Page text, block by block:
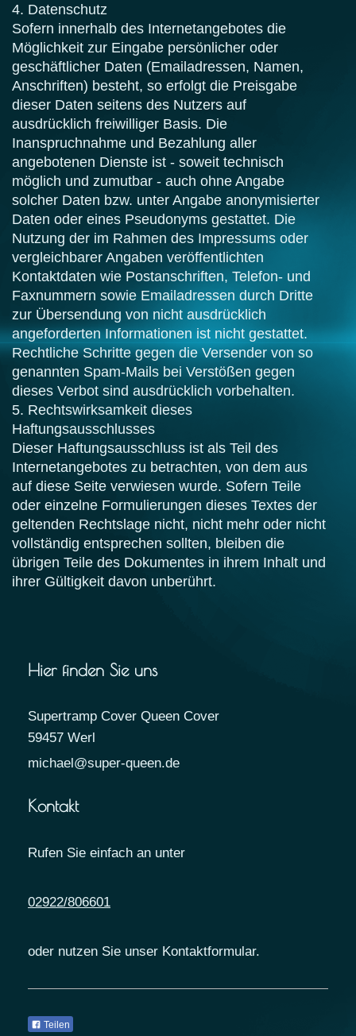
4. Datenschutz
Sofern innerhalb des Internetangebotes die
Möglichkeit zur Eingabe persönlicher oder
geschäftlicher Daten (Emailadressen, Namen,
Anschriften) besteht, so erfolgt die Preisgabe
dieser Daten seitens des Nutzers auf
ausdrücklich freiwilliger Basis. Die
Inanspruchnahme und Bezahlung aller
angebotenen Dienste ist - soweit technisch
möglich und zumutbar - auch ohne Angabe
solcher Daten bzw. unter Angabe anonymisierter
Daten oder eines Pseudonyms gestattet. Die
Nutzung der im Rahmen des Impressums oder
vergleichbarer Angaben veröffentlichten
Kontaktdaten wie Postanschriften, Telefon- und
Faxnummern sowie Emailadressen durch Dritte
zur Übersendung von nicht ausdrücklich
angeforderten Informationen ist nicht gestattet.
Rechtliche Schritte gegen die Versender von so
genannten Spam-Mails bei Verstößen gegen
dieses Verbot sind ausdrücklich vorbehalten.
5. Rechtswirksamkeit dieses
Haftungsausschlusses
Dieser Haftungsausschluss ist als Teil des
Internetangebotes zu betrachten, von dem aus
auf diese Seite verwiesen wurde. Sofern Teile
oder einzelne Formulierungen dieses Textes der
geltenden Rechtslage nicht, nicht mehr oder nicht
vollständig entsprechen sollten, bleiben die
übrigen Teile des Dokumentes in ihrem Inhalt und
ihrer Gültigkeit davon unberührt.
Hier finden Sie uns
Supertramp Cover Queen Cover
59457 Werl
michael@super-queen.de
Kontakt
Rufen Sie einfach an unter
02922/806601
oder nutzen Sie unser Kontaktformular.
Teilen